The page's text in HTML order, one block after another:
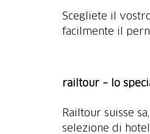
Scegliete il
facilmente il
railtour – lo
Railtour suisse
selezione di